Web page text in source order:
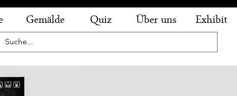
Gemälde Quiz Über uns Exhibit